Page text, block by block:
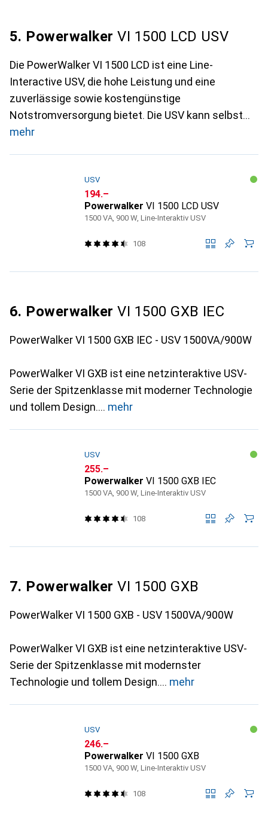
5. Powerwalker VI 1500 LCD USV
Die PowerWalker VI 1500 LCD ist eine Line-
Interactive USV, die hohe Leistung und eine
zuverlässige sowie kostengünstige
Notstromversorgung bietet. Die USV kann selbst
mehr
USV
CHF
194.–
Powerwalker VI 1500 LCD USV
1500 VA, 900 W, Line-Interaktiv USV
108
6. Powerwalker VI 1500 GXB IEC
PowerWalker VI 1500 GXB IEC - USV 1500VA/900W
PowerWalker VI GXB ist eine netzinteraktive USV-
Serie der Spitzenklasse mit moderner Technologie
und tollem Design.
mehr
USV
CHF
255.–
Powerwalker VI 1500 GXB IEC
1500 VA, 900 W, Line-Interaktiv USV
108
7. Powerwalker VI 1500 GXB
PowerWalker VI 1500 GXB - USV 1500VA/900W
PowerWalker VI GXB ist eine netzinteraktive USV-
Serie der Spitzenklasse mit modernster
Technologie und tollem Design.
mehr
USV
CHF
246.–
Powerwalker VI 1500 GXB
1500 VA, 900 W, Line-Interaktiv USV
108